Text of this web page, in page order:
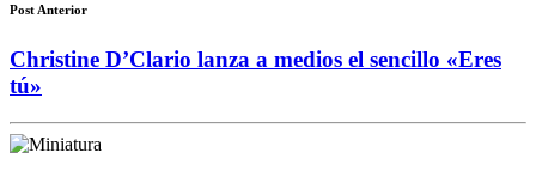
Post Anterior
Christine D’Clario lanza a medios el sencillo «Eres
tú»